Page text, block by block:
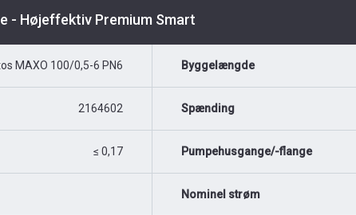
- Højeffektiv Premium Smart
MAXO 100/0,5-6 PN6
2164602
≤ 0,17
Byggelængde
Spænding
Pumpehusgange/-flange
Nominel strøm